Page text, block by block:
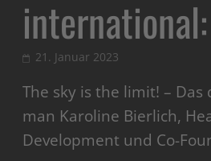
21. Januar 2023
The sky is the limit! –
man Karoline Bierlich,
Development und Co-